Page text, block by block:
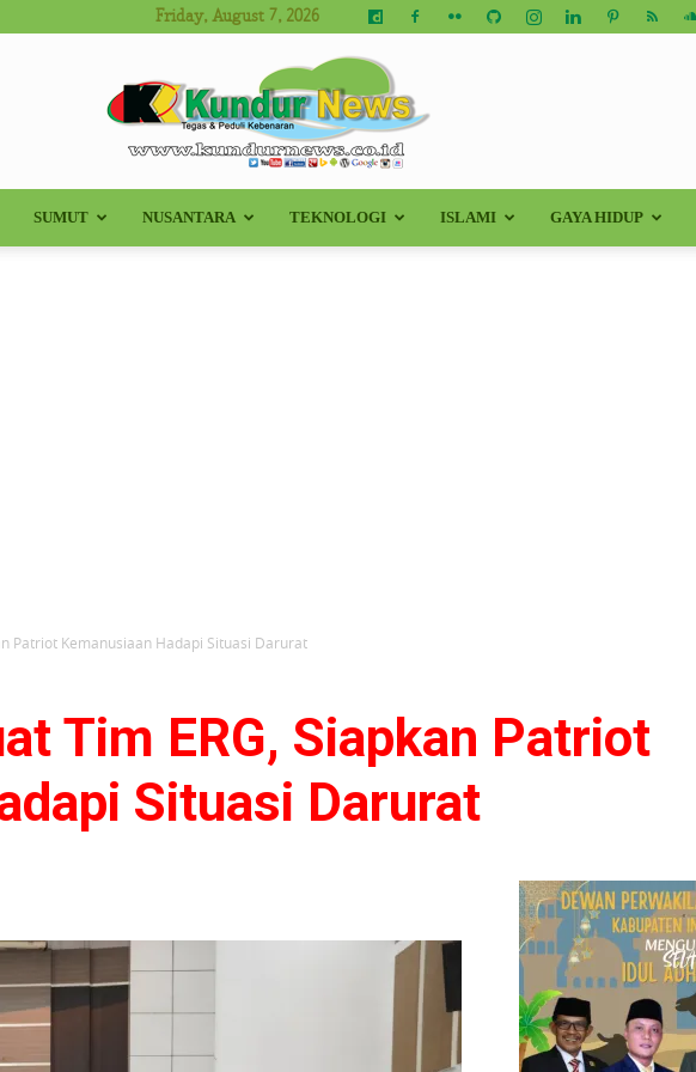
Friday, August 7, 2026
Kundur
SUMUT NUSANTARA TEKNOLOGI ISLAMI GAYA HIDUP
Patriot Kemanusiaan Hadapi Situasi Darurat
Tim ERG, Siapkan Patriot
Situasi Darurat